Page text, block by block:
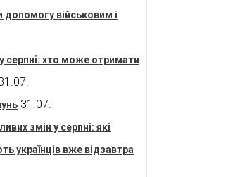
військовим і
серпні: хто може отримати
31.07.
змін у серпні: які
українців вже відзавтра